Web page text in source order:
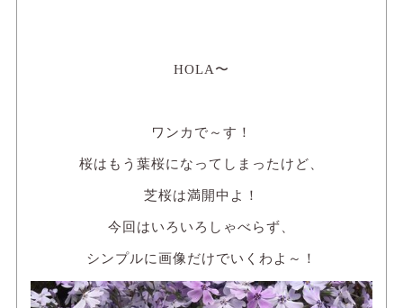
HOLA〜
ワンカで～す！
桜はもう葉桜になってしまったけど、
芝桜は満開中よ！
今回はいろいろしゃべらず、
シンプルに画像だけでいくわよ～！